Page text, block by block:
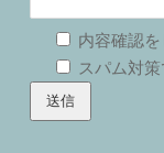
内容確認を
スパム対